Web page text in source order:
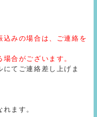
みの場合は、ご連絡を
合がございます。
てご連絡差し上げま
ます。